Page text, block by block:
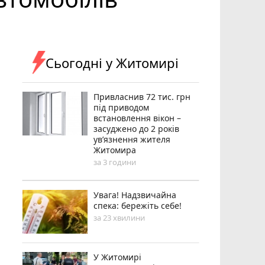
Сьогодні у Житомирі
Привласнив 72 тис. грн
під приводом
встановлення вікон –
засуджено до 2 років
ув’язнення жителя
Житомира
за 3 години
Увага! Надзвичайна
спека: бережіть себе!
за 23 хвилини
У Житомирі